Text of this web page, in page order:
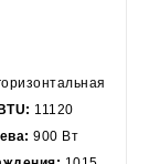
11120
900 Вт